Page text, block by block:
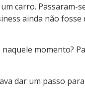
carro. Passaram-
ainda não fosse
momento?
dar um passo